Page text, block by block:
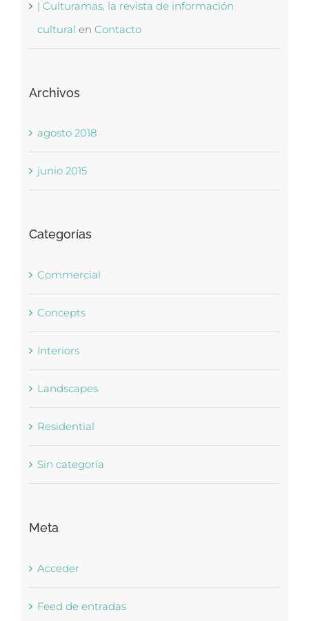
| Culturamas, la revista de información
cultural en Contacto
Archivos
agosto 2018
junio 2015
Categorías
Commercial
Concepts
Interiors
Landscapes
Residential
Sin categoría
Meta
Acceder
Feed de entradas